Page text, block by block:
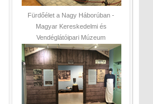
Fürdőélet a Nagy Háborúban -
Magyar Kereskedelmi és
Vendéglátóipari Múzeum